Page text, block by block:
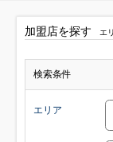
加盟店を探す エ
検索条件
エリア